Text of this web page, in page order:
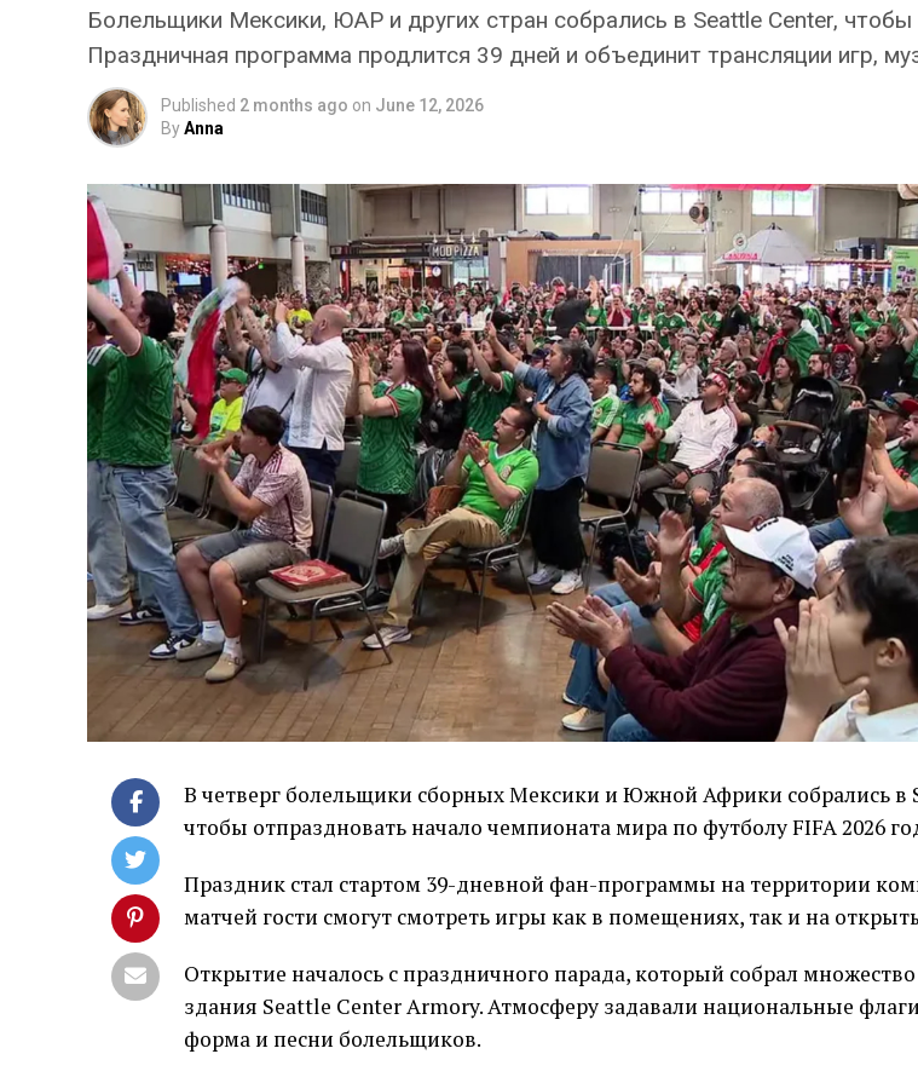
Болельщики Мексики, ЮАР и других стран собрались в Seattle Center,
Праздничная программа продлится 39 дней и объединит трансляции игр,
Published 2 months ago on June 12, 2026
ByAnna
В четверг болельщики сборных Мексики и Южной Африки собрались в
чтобы отпраздновать начало чемпионата мира по футболу FIFA 2026
Праздник стал стартом 39-дневной фан-программы на территории
матчей гости смогут смотреть игры как в помещениях, так и на
Открытие началось с праздничного парада, который собрал
здания Seattle Center Armory. Атмосферу задавали национальные
форма и песни болельщиков.